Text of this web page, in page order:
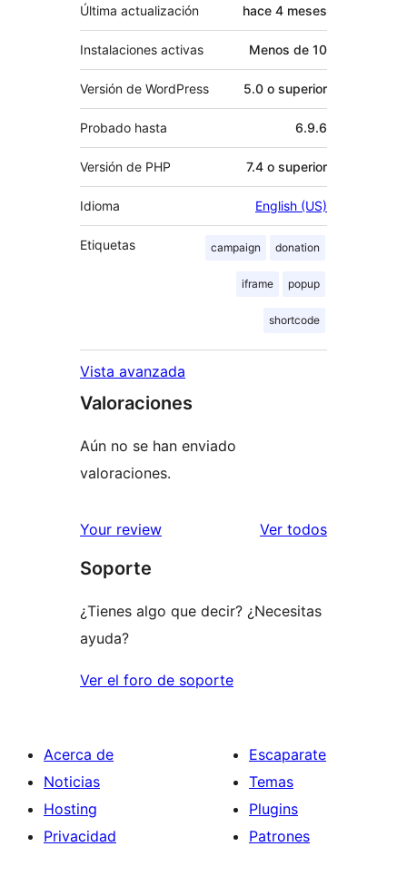
Última actualización hace 4 meses
Instalaciones activas Menos de 10
Versión de WordPress 5.0 o superior
Probado hasta 6.9.6
Versión de PHP 7.4 o superior
Idioma English (US)
Etiquetas campaign donation
iframe popup
shortcode
Vista avanzada
Valoraciones
Aún no se han enviado
valoraciones.
Your review Ver todoslos
Soporte
¿Tienes algo que decir? ¿Necesitas
ayuda?
Ver el foro de soporte
Acerca de
Noticias
Hosting
Privacidad
Escaparate
Temas
Plugins
Patrones